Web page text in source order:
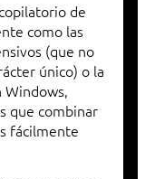
de
como las
(que no
único) o la
Windows,
que combinar
fácilmente